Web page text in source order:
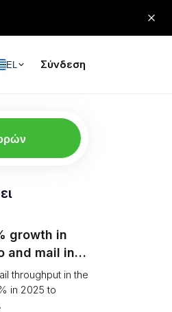
EL Σύνδεση
growth in
and mail in
and logistics
throughput in the
in 2025 to